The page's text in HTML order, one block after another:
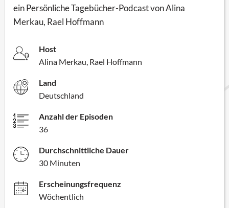
ein Persönliche Tagebücher-Podcast von Alina
Merkau, Rael Hoffmann
Host
Alina Merkau, Rael Hoffmann
Land
Deutschland
Anzahl der Episoden
36
Durchschnittliche Dauer
30 Minuten
Erscheinungsfrequenz
Wöchentlich